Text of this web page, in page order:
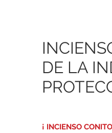
DE LA
¡ INCIENSO